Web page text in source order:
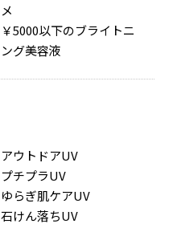
メ
￥5000以下のブライトニ
ング美容液
アウトドアUV
プチプラUV
ゆらぎ肌ケアUV
石けん落ちUV